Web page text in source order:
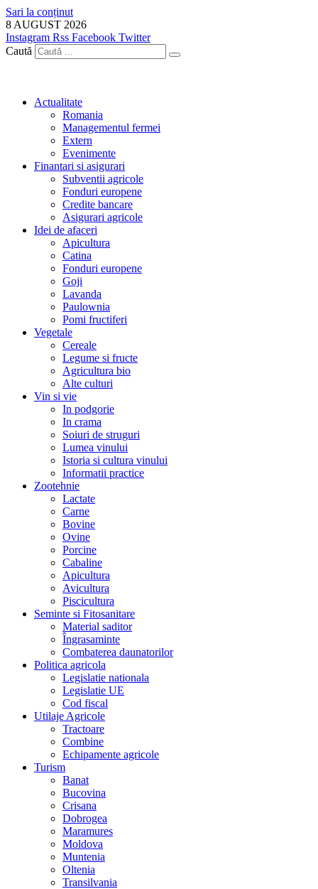
Sari la conținut
8 AUGUST 2026
Instagram Rss Facebook Twitter
Caută
Actualitate
Romania
Managementul fermei
Extern
Evenimente
Finantari si asigurari
Subventii agricole
Fonduri europene
Credite bancare
Asigurari agricole
Idei de afaceri
Apicultura
Catina
Fonduri europene
Goji
Lavanda
Paulownia
Pomi fructiferi
Vegetale
Cereale
Legume si fructe
Agricultura bio
Alte culturi
Vin si vie
In podgorie
In crama
Soiuri de struguri
Lumea vinului
Istoria si cultura vinului
Informatii practice
Zootehnie
Lactate
Carne
Bovine
Ovine
Porcine
Cabaline
Apicultura
Avicultura
Piscicultura
Seminte si Fitosanitare
Material saditor
Îngrasaminte
Combaterea daunatorilor
Politica agricola
Legislatie nationala
Legislatie UE
Cod fiscal
Utilaje Agricole
Tractoare
Combine
Echipamente agricole
Turism
Banat
Bucovina
Crisana
Dobrogea
Maramures
Moldova
Muntenia
Oltenia
Transilvania